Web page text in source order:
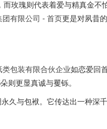
而玫瑰则代表着爱与精真金不
有限公司 - 首页更是对夙昔
包装有限合伙企业如恋爱回
则更显真诚与矍铄。
久与包袱。它传达出一种深